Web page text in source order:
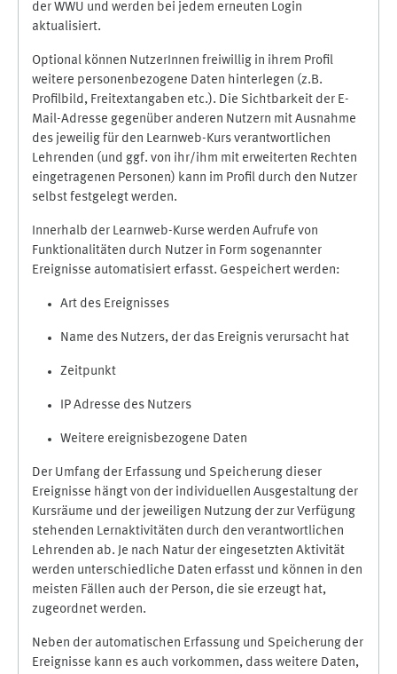
der WWU und werden bei jedem erneuten Login
aktualisiert.
Optional können NutzerInnen freiwillig in ihrem Profil
weitere personenbezogene Daten hinterlegen (z.B.
Profilbild, Freitextangaben etc.). Die Sichtbarkeit der E-
Mail-Adresse gegenüber anderen Nutzern mit Ausnahme
des jeweilig für den Learnweb-Kurs verantwortlichen
Lehrenden (und ggf. von ihr/ihm mit erweiterten Rechten
eingetragenen Personen) kann im Profil durch den Nutzer
selbst festgelegt werden.
Innerhalb der Learnweb-Kurse werden Aufrufe von
Funktionalitäten durch Nutzer in Form sogenannter
Ereignisse automatisiert erfasst. Gespeichert werden:
Art des Ereignisses
Name des Nutzers, der das Ereignis verursacht hat
Zeitpunkt
IP Adresse des Nutzers
Weitere ereignisbezogene Daten
Der Umfang der Erfassung und Speicherung dieser
Ereignisse hängt von der individuellen Ausgestaltung der
Kursräume und der jeweiligen Nutzung der zur Verfügung
stehenden Lernaktivitäten durch den verantwortlichen
Lehrenden ab. Je nach Natur der eingesetzten Aktivität
werden unterschiedliche Daten erfasst und können in den
meisten Fällen auch der Person, die sie erzeugt hat,
zugeordnet werden.
Neben der automatischen Erfassung und Speicherung der
Ereignisse kann es auch vorkommen, dass weitere Daten,